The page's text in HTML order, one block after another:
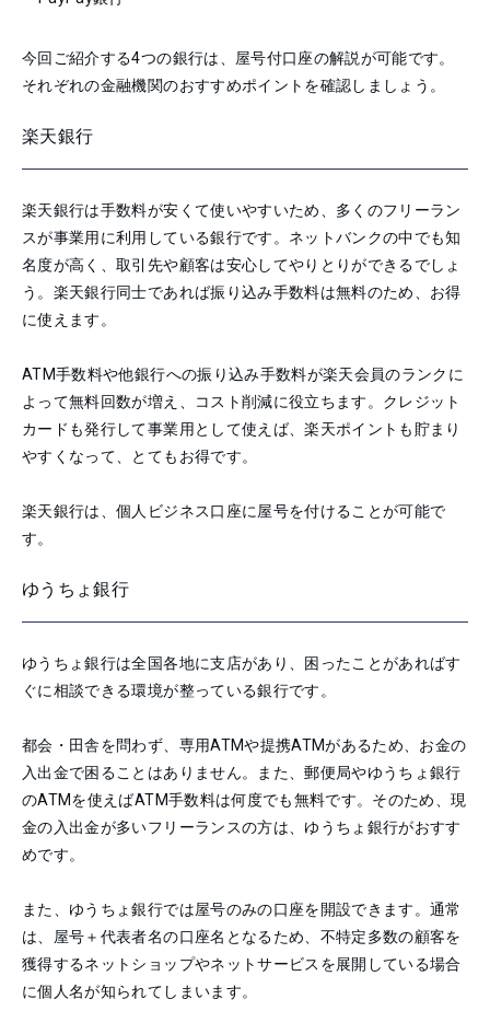
今回ご紹介する4つの銀行は、屋号付口座の解説が可能です。
それぞれの金融機関のおすすめポイントを確認しましょう。
楽天銀行
楽天銀行は手数料が安くて使いやすいため、多くのフリーラン
スが事業用に利用している銀行です。ネットバンクの中でも知
名度が高く、取引先や顧客は安心してやりとりができるでしょ
う。楽天銀行同士であれば振り込み手数料は無料のため、お得
に使えます。
ATM手数料や他銀行への振り込み手数料が楽天会員のランクに
よって無料回数が増え、コスト削減に役立ちます。クレジット
カードも発行して事業用として使えば、楽天ポイントも貯まり
やすくなって、とてもお得です。
楽天銀行は、個人ビジネス口座に屋号を付けることが可能で
す。
ゆうちょ銀行
ゆうちょ銀行は全国各地に支店があり、困ったことがあればす
ぐに相談できる環境が整っている銀行です。
都会・田舎を問わず、専用ATMや提携ATMがあるため、お金の
入出金で困ることはありません。また、郵便局やゆうちょ銀行
のATMを使えばATM手数料は何度でも無料です。そのため、現
金の入出金が多いフリーランスの方は、ゆうちょ銀行がおすす
めです。
また、ゆうちょ銀行では屋号のみの口座を開設できます。通常
は、屋号＋代表者名の口座名となるため、不特定多数の顧客を
獲得するネットショップやネットサービスを展開している場合
に個人名が知られてしまいます。